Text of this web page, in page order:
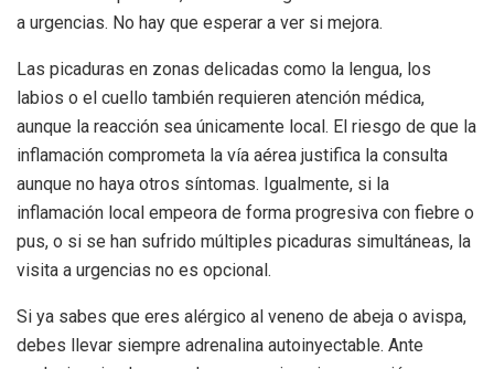
a urgencias. No hay que esperar a ver si mejora.
Las picaduras en zonas delicadas como la lengua, los
labios o el cuello también requieren atención médica,
aunque la reacción sea únicamente local. El riesgo de que la
inflamación comprometa la vía aérea justifica la consulta
aunque no haya otros síntomas. Igualmente, si la
inflamación local empeora de forma progresiva con fiebre o
pus, o si se han sufrido múltiples picaduras simultáneas, la
visita a urgencias no es opcional.
Si ya sabes que eres alérgico al veneno de abeja o avispa,
debes llevar siempre adrenalina autoinyectable. Ante